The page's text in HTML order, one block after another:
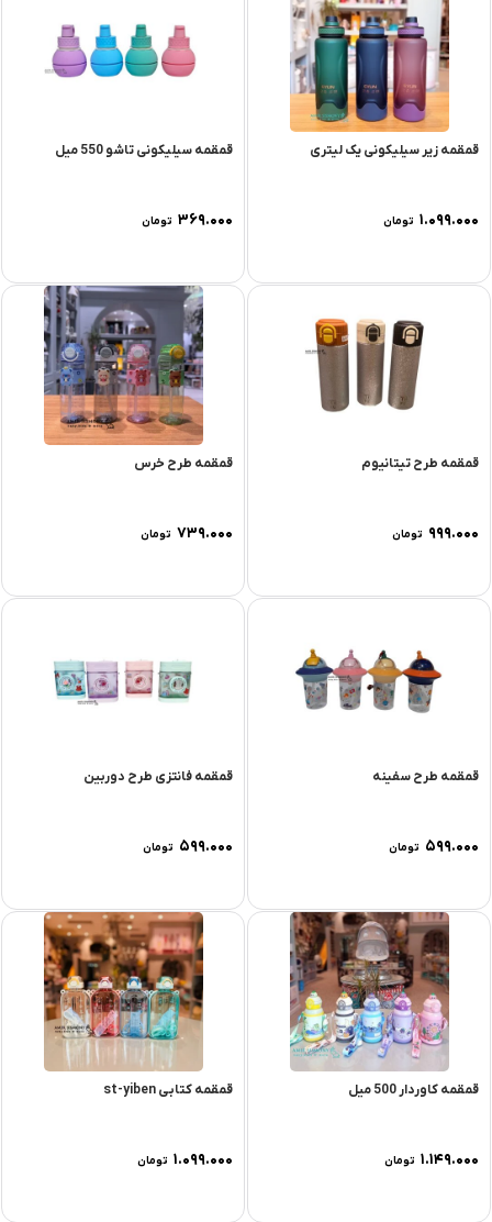
قمقمه زیر سیلیکونی یک لیتری
۱.۰۹۹.۰۰۰ تومان
قمقمه سیلیکونی تاشو 550 میل
۳۶۹.۰۰۰ تومان
قمقمه طرح تیتانیوم
۹۹۹.۰۰۰ تومان
قمقمه طرح خرس
۷۳۹.۰۰۰ تومان
قمقمه طرح سفینه
۵۹۹.۰۰۰ تومان
قمقمه فانتزی طرح دوربین
۵۹۹.۰۰۰ تومان
قمقمه کاوردار 500 میل
۱.۱۴۹.۰۰۰ تومان
قمقمه کتابی st-yiben
۱.۰۹۹.۰۰۰ تومان